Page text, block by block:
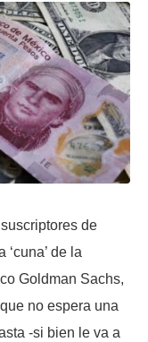
de
de la
Goldman Sachs,
no espera una
-si bien le va a